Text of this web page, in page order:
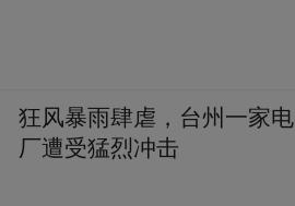
狂风暴雨肆虐，台州一家电
厂遭受猛烈冲击